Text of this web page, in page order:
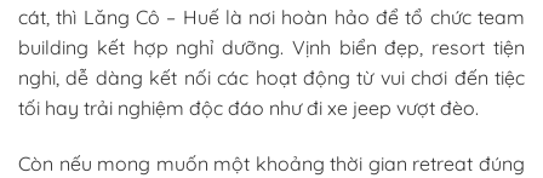
cát, thì Lăng Cô – Huế là nơi hoàn hảo để tổ chức team
building kết hợp nghỉ dưỡng. Vịnh biển đẹp, resort tiện
nghi, dễ dàng kết nối các hoạt động từ vui chơi đến tiệc
tối hay trải nghiệm độc đáo như đi xe jeep vượt đèo.
Còn nếu mong muốn một khoảng thời gian retreat đúng